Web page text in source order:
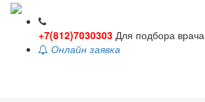
+7(812)7030303 Для подбора врача
Онлайн заявка